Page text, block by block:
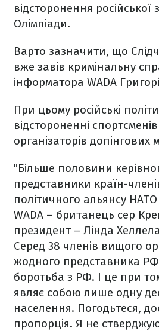
відсторонення російської
Олімпіади.
Варто зазначити, що
вже завів кримінальну
інформатора WADA
При цьому російські
відстороненні
організаторів допінгових
"Більше половини
представники країн-
політичного альянсу
WADA – британець сер
президент – Лінда
Серед 38 членів вищого
жодного представника
боротьба з РФ. І це при
являє собою лише одну
населення. Погодьтеся,
пропорція. Я не